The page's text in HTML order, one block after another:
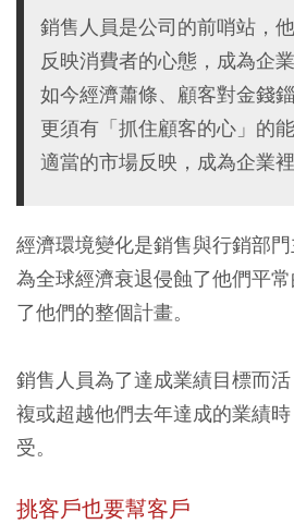
銷售人員是公司的前哨站，
反映消費者的心態，成為企
如今經濟蕭條、顧客對金錢
更須有「抓住顧客的心」的
適當的市場反映，成為企業裡
經濟環境變化是銷售與行銷部
為全球經濟衰退侵蝕了他們平
了他們的整個計畫。
銷售人員為了達成業績目標而
複或超越他們去年達成的業績
受。
挑客戶也要幫客戶